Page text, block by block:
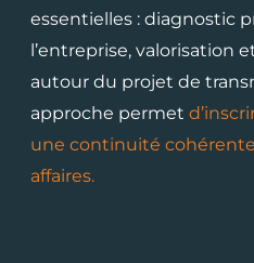
essentielles : diagnostic
l’entreprise, valorisation
autour du projet de
approche permet
une continuité
affaires.